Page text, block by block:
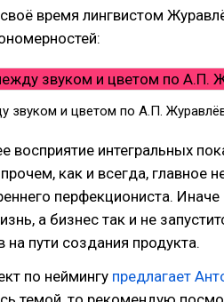
время лингвистом
звуком и цветом по А.П.
восприятие интегральных
как и всегда, главное
перфекциониста.
а бизнес так и не
на пути создания продукта.
по неймингу предлагает